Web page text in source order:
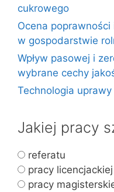
cukrowego
Ocena
w gospodarstwie
Wpływ pasowej i
wybrane cechy
Technologia
Jakiej pracy
referatu
pracy licencjackiej
pracy